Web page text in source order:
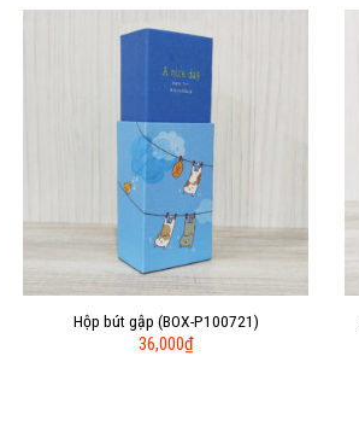
Hộp bút gập (BOX-P100721)
36,000₫